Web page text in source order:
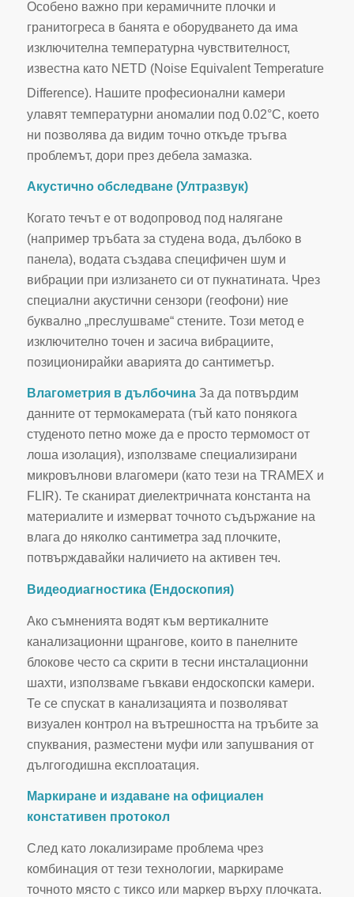
Особено важно при керамичните плочки и
гранитогреса в банята е оборудването да има
изключителна температурна чувствителност,
известна като NETD (Noise Equivalent Temperature
Difference). Нашите професионални камери
улавят температурни аномалии под 0.02°C, което
ни позволява да видим точно откъде тръгва
проблемът, дори през дебела замазка.
Акустично обследване (Ултразвук)
Когато течът е от водопровод под налягане
(например тръбата за студена вода, дълбоко в
панела), водата създава специфичен шум и
вибрации при излизането си от пукнатината. Чрез
специални акустични сензори (геофони) ние
буквално „преслушваме“ стените. Този метод е
изключително точен и засича вибрациите,
позиционирайки аварията до сантиметър.
Влагометрия в дълбочинаЗа да потвърдим
данните от термокамерата (тъй като понякога
студеното петно може да е просто термомост от
лоша изолация), използваме специализирани
микровълнови влагомери (като тези на TRAMEX и
FLIR). Те сканират диелектричната константа на
материалите и измерват точното съдържание на
влага до няколко сантиметра зад плочките,
потвърждавайки наличието на активен теч.
Видеодиагностика (Ендоскопия)
Ако съмненията водят към вертикалните
канализационни щрангове, които в панелните
блокове често са скрити в тесни инсталационни
шахти, използваме гъвкави ендоскопски камери.
Те се спускат в канализацията и позволяват
визуален контрол на вътрешността на тръбите за
спуквания, разместени муфи или запушвания от
дългогодишна експлоатация.
Маркиране и издаване на официален
констативен протокол
След като локализираме проблема чрез
комбинация от тези технологии, маркираме
точното място с тиксо или маркер върху плочката.